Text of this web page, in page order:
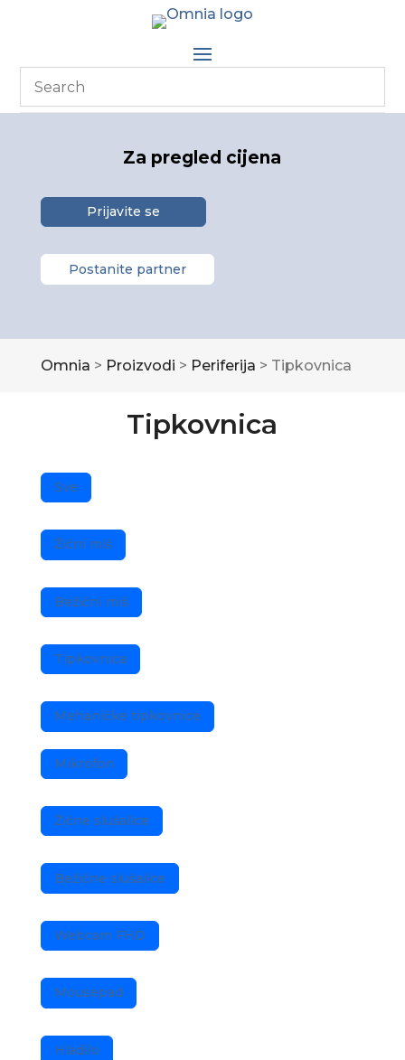
Za pregled cijena
Prijavite se
Postanite partner
Omnia > Proizvodi > Periferija > Tipkovnica
Tipkovnica
Sve
Žični miš
Bežični miš
Tipkovnica
Mehaničke tipkovnice
Mikrofon
Žične slušalice
Bežične slušalice
Webcam FHD
Mousepad
Hladilo